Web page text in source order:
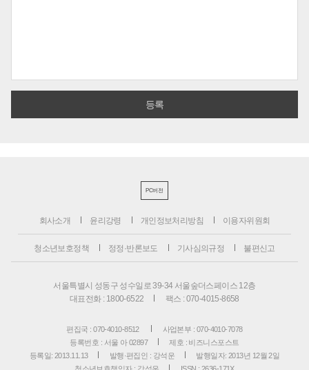
PC버전
회사소개 윤리강령 개인정보처리방침 이용자위원회
청소년보호정책 정정·반론보도 기사심의규정 불편신고
서울특별시 성동구 성수일로 39-34 서울숲더스페이스 12층
대표전화 : 1800-6522
팩스 : 070-4015-8658
편집국 : 070-4010-8512
사업본부 : 070-4010-7078
등록번호 : 서울 아 02897
제호 : 비즈니스포스트
등록일: 2013.11.13
발행·편집인 : 강석운
발행일자: 2013년 12월 2일